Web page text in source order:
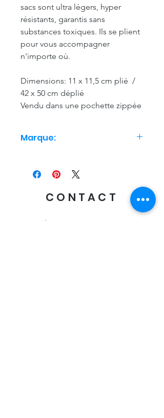
sacs sont ultra légers, hyper
résistants, garantis sans
substances toxiques. Ils se plient
pour vous accompagner
n'importe où.
Dimensions: 11 x 11,5 cm plié /
42 x 50 cm déplié
Vendu dans une pochette zippée
Marque:
CONTACT